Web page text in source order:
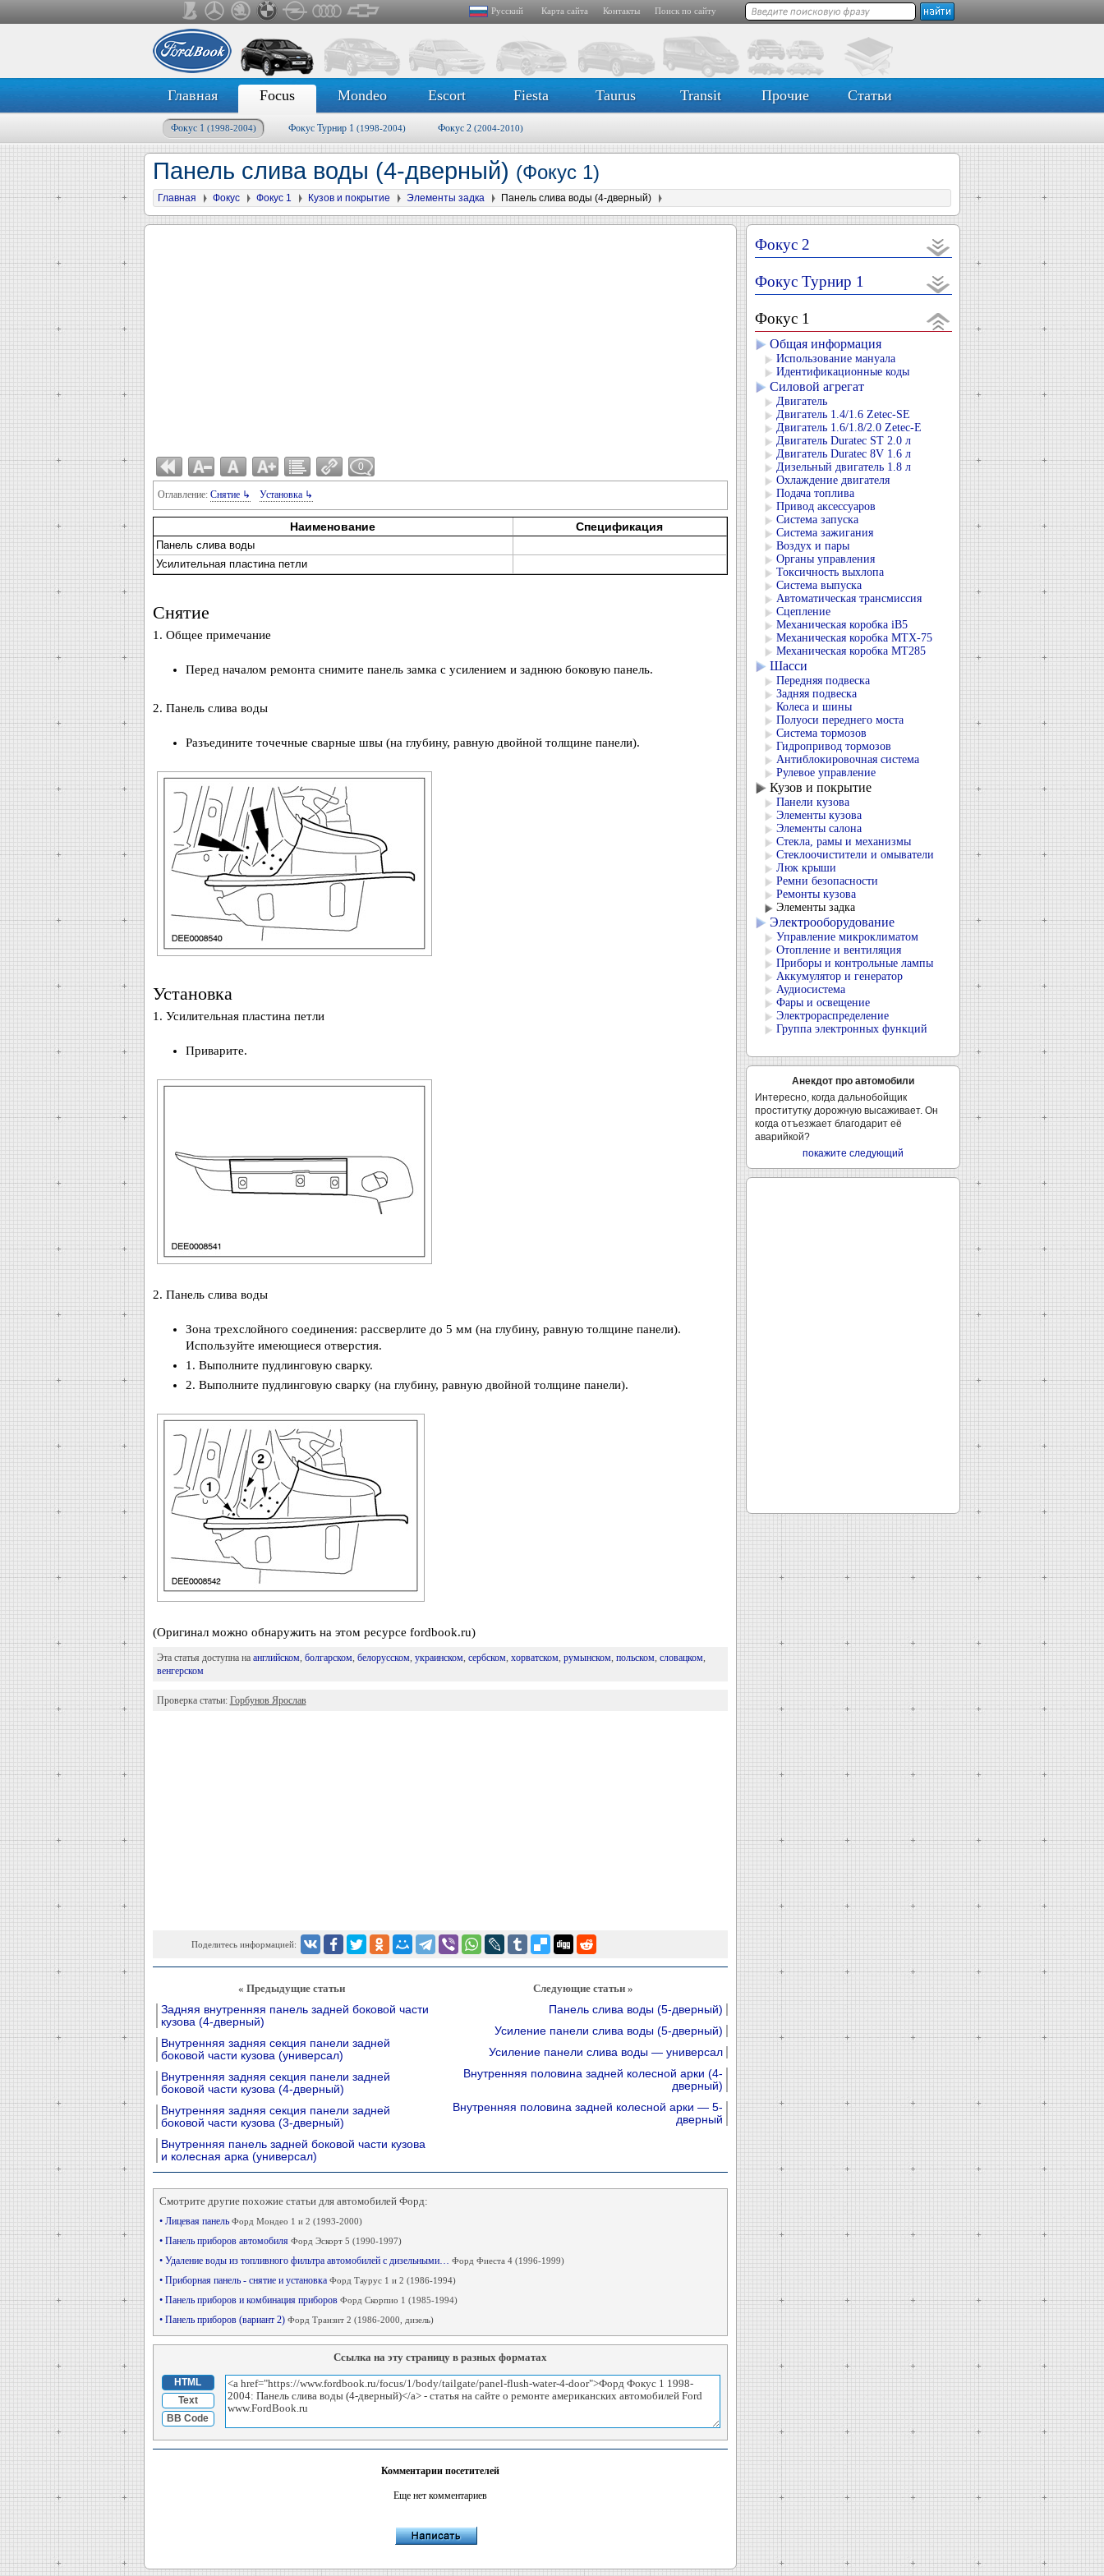
Русский Карта сайта Контакты Поиск по сайту
Главная Focus Mondeo Escort Fiesta Taurus Transit Прочие Статьи
Фокус 1 (1998-2004) Фокус Турнир 1 (1998-2004) Фокус 2 (2004-2010)
Панель слива воды (4-дверный) (Фокус 1)
Главная Фокус Фокус 1 Кузов и покрытие Элементы задка Панель слива воды (4-дверный)
0
Оглавление: Снятие ↳ Установка ↳
Наименование Спецификация
Панель слива воды
Усилительная пластина петли
Снятие
1. Общее примечание
Перед началом ремонта снимите панель замка с усилением и заднюю боковую панель.
2. Панель слива воды
Разъедините точечные сварные швы (на глубину, равную двойной толщине панели).
Установка
1. Усилительная пластина петли
Приварите.
2. Панель слива воды
Зона трехслойного соединения: рассверлите до 5 мм (на глубину, равную толщине панели).
Используйте имеющиеся отверстия.
1. Выполните пудлинговую сварку.
2. Выполните пудлинговую сварку (на глубину, равную двойной толщине панели).
(Оригинал можно обнаружить на этом ресурсе fordbook.ru)
Эта статья доступна на английском, болгарском, белорусском, украинском, сербском, хорватском, румынском, польском, словацком,
венгерском
Проверка статьи: Горбунов Ярослав
Поделитесь информацией:
« Предыдущие статьи
Задняя внутренняя панель задней боковой части
кузова (4-дверный)
Внутренняя задняя секция панели задней
боковой части кузова (универсал)
Внутренняя задняя секция панели задней
боковой части кузова (4-дверный)
Внутренняя задняя секция панели задней
боковой части кузова (3-дверный)
Внутренняя панель задней боковой части кузова
и колесная арка (универсал)
Следующие статьи »
Панель слива воды (5-дверный)
Усиление панели слива воды (5-дверный)
Усиление панели слива воды — универсал
Внутренняя половина задней колесной арки (4-
дверный)
Внутренняя половина задней колесной арки — 5-
дверный
Смотрите другие похожие статьи для автомобилей Форд:
• Лицевая панель Форд Мондео 1 и 2 (1993-2000)
• Панель приборов автомобиля Форд Эскорт 5 (1990-1997)
• Удаление воды из топливного фильтра автомобилей с дизельными… Форд Фиеста 4 (1996-1999)
• Приборная панель - снятие и установка Форд Таурус 1 и 2 (1986-1994)
• Панель приборов и комбинация приборов Форд Скорпио 1 (1985-1994)
• Панель приборов (вариант 2) Форд Транзит 2 (1986-2000, дизель)
Ссылка на эту страницу в разных форматах
HTML
Text
BB Code
Комментарии посетителей
Еще нет комментариев
Фокус 2
Фокус Турнир 1
Фокус 1
Общая информация
Использование мануала
Идентификационные коды
Силовой агрегат
Двигатель
Двигатель 1.4/1.6 Zetec-SE
Двигатель 1.6/1.8/2.0 Zetec-E
Двигатель Duratec ST 2.0 л
Двигатель Duratec 8V 1.6 л
Дизельный двигатель 1.8 л
Охлаждение двигателя
Подача топлива
Привод аксессуаров
Система запуска
Система зажигания
Воздух и пары
Органы управления
Токсичность выхлопа
Система выпуска
Автоматическая трансмиссия
Сцепление
Механическая коробка iB5
Механическая коробка MTX-75
Механическая коробка MT285
Шасси
Передняя подвеска
Задняя подвеска
Колеса и шины
Полуоси переднего моста
Система тормозов
Гидропривод тормозов
Антиблокировочная система
Рулевое управление
Кузов и покрытие
Панели кузова
Элементы кузова
Элементы салона
Стекла, рамы и механизмы
Стеклоочистители и омыватели
Люк крыши
Ремни безопасности
Ремонты кузова
Элементы задка
Электрооборудование
Управление микроклиматом
Отопление и вентиляция
Приборы и контрольные лампы
Аккумулятор и генератор
Аудиосистема
Фары и освещение
Электрораспределение
Группа электронных функций
Анекдот про автомобили
Интересно, когда дальнобойщик
проститутку дорожную высаживает. Он
когда отъезжает благодарит её
аварийкой?
покажите следующий